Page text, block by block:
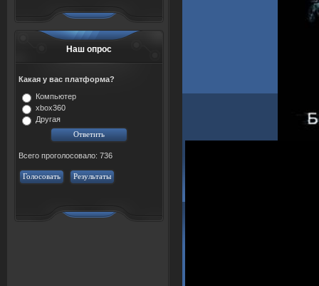
Наш опрос
Какая у вас платформа?
Компьютер
xbox360
Другая
Всего проголосовало: 736
Голосовать Результаты